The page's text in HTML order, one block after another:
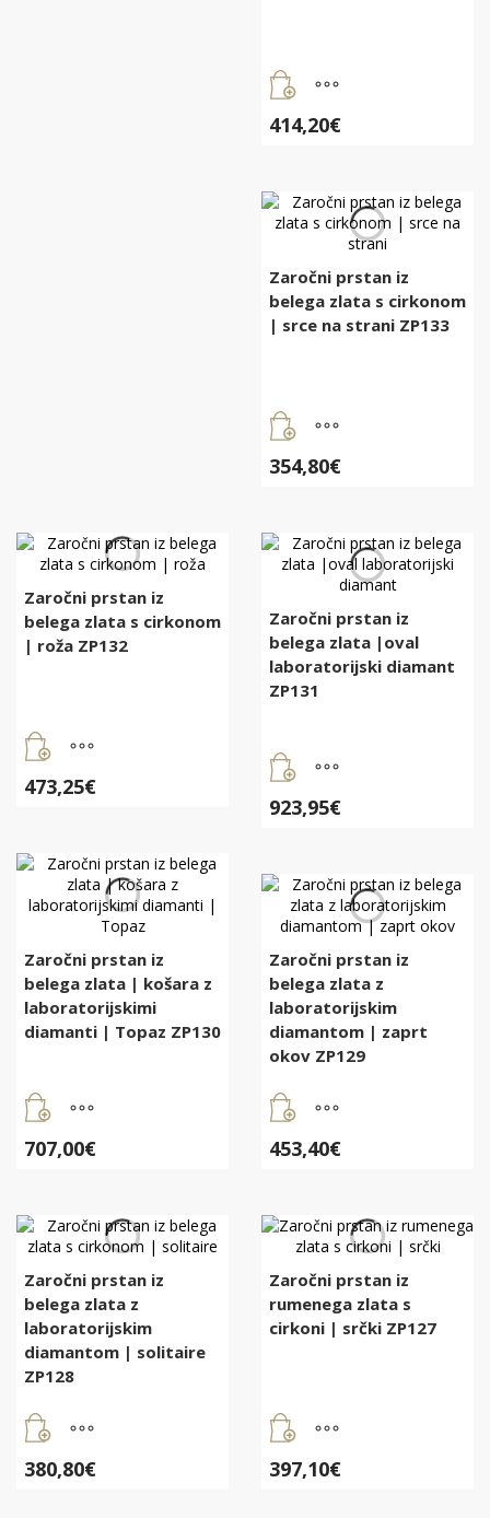
414,20€
Zaročni prstan iz
belega zlata s cirkonom
| srce na strani ZP133
354,80€
Zaročni prstan iz
belega zlata s cirkonom
| roža ZP132
473,25€
Zaročni prstan iz
belega zlata |oval
laboratorijski diamant
ZP131
923,95€
Zaročni prstan iz
belega zlata | košara z
laboratorijskimi
diamanti | Topaz ZP130
707,00€
Zaročni prstan iz
belega zlata z
laboratorijskim
diamantom | zaprt
okov ZP129
453,40€
Zaročni prstan iz
belega zlata z
laboratorijskim
diamantom | solitaire
ZP128
380,80€
Zaročni prstan iz
rumenega zlata s
cirkoni | srčki ZP127
397,10€